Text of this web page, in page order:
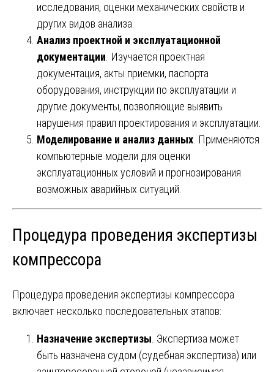
исследования, оценки механических свойств и
других видов анализа.
Анализ проектной и эксплуатационной
документации . Изучается проектная
документация, акты приемки, паспорта
оборудования, инструкции по эксплуатации и
другие документы, позволяющие выявить
нарушения правил проектирования и эксплуатации.
Моделирование и анализ данных . Применяются
компьютерные модели для оценки
эксплуатационных условий и прогнозирования
возможных аварийных ситуаций.
Процедура проведения экспертизы
компрессора
Процедура проведения экспертизы компрессора
включает несколько последовательных этапов:
Назначение экспертизы . Экспертиза может
быть назначена судом (судебная экспертиза) или